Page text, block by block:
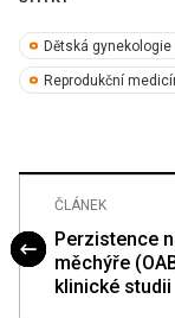
Dětská gynekologie
Reprodukční
ČLÁNEK
Perzistence
měchýře
klinické studii